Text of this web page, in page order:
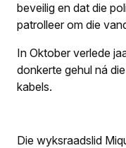
beveilig en dat die
patrolleer om die
In Oktober verlede
donkerte gehul ná
kabels.
Die wyksraadslid